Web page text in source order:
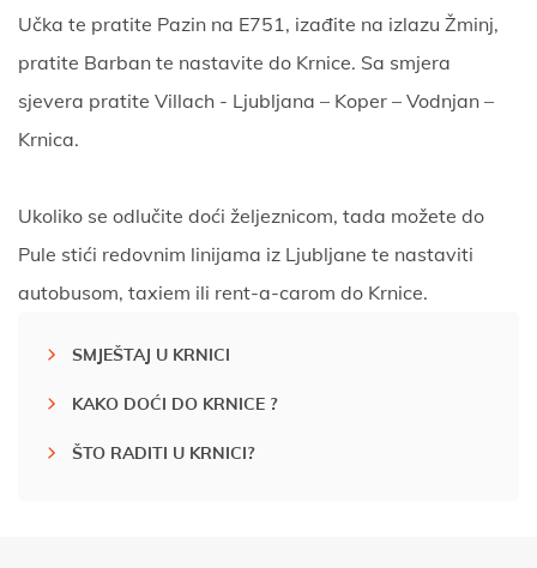
Učka te pratite Pazin na E751, izađite na izlazu Žminj,
pratite Barban te nastavite do Krnice. Sa smjera
sjevera pratite Villach - Ljubljana – Koper – Vodnjan –
Krnica.
Ukoliko se odlučite doći željeznicom, tada možete do
Pule stići redovnim linijama iz Ljubljane te nastaviti
autobusom, taxiem ili rent-a-carom do Krnice.
SMJEŠTAJ U KRNICI
KAKO DOĆI DO KRNICE ?
ŠTO RADITI U KRNICI?